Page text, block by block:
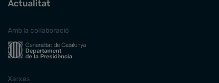
Actualitat
Amb la col·laboració
Xarxes